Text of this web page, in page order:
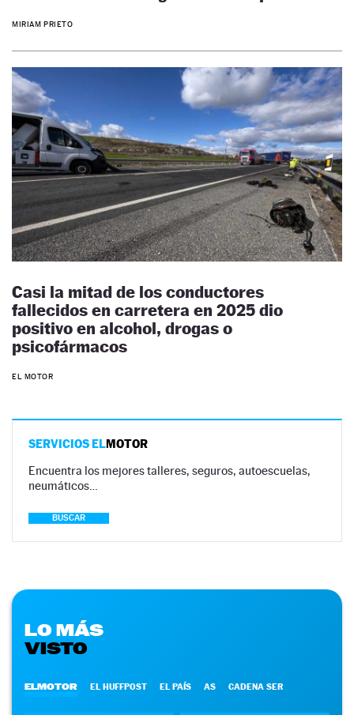
MIRIAM PRIETO
Casi la mitad de los conductores
fallecidos en carretera en 2025 dio
positivo en alcohol, drogas o
psicofármacos
EL MOTOR
SERVICIOS ELMOTOR
Encuentra los mejores talleres, seguros, autoescuelas,
neumáticos…
BUSCAR
LO MÁS
VISTO
ELMOTOR EL HUFFPOST EL PAÍS AS CADENA SER